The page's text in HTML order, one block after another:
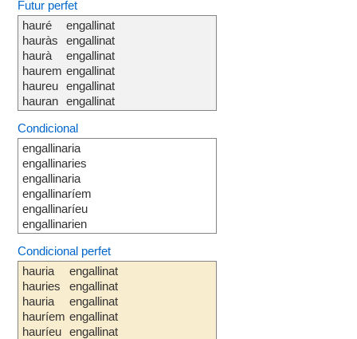
Futur perfet
hauré
hauràs
haurà
haurem
haureu
hauran
engallinat
engallinat
engallinat
engallinat
engallinat
engallinat
Condicional
engallinaria
engallinaries
engallinaria
engallinaríem
engallinaríeu
engallinarien
Condicional perfet
hauria
hauries
hauria
hauríem
hauríeu
engallinat
engallinat
engallinat
engallinat
engallinat